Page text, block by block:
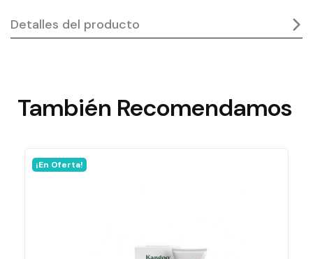
Detalles del producto
70 Ml
También Recomendamos
¡En Oferta!